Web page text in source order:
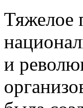
Тяжелое
и